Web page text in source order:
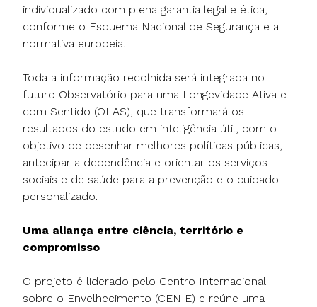
individualizado com plena garantia legal e ética,
conforme o Esquema Nacional de Segurança e a
normativa europeia.
Toda a informação recolhida será integrada no
futuro Observatório para uma Longevidade Ativa e
com Sentido (OLAS), que transformará os
resultados do estudo em inteligência útil, com o
objetivo de desenhar melhores políticas públicas,
antecipar a dependência e orientar os serviços
sociais e de saúde para a prevenção e o cuidado
personalizado.
Uma aliança entre ciência, território e
compromisso
O projeto é liderado pelo Centro Internacional
sobre o Envelhecimento (CENIE) e reúne uma